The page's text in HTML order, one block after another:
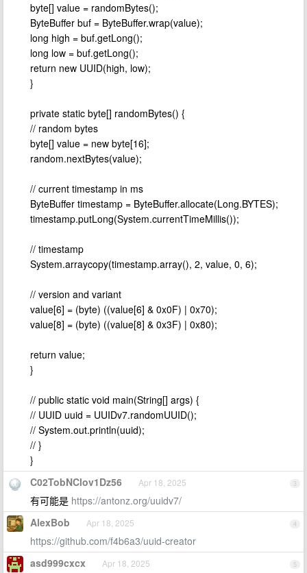
byte[] value = randomBytes();
ByteBuffer buf = ByteBuffer.wrap(value);
long high = buf.getLong();
long low = buf.getLong();
return new UUID(high, low);
}
private static byte[] randomBytes() {
// random bytes
byte[] value = new byte[16];
random.nextBytes(value);
// current timestamp in ms
ByteBuffer timestamp = ByteBuffer.allocate(Long.BYTES);
timestamp.putLong(System.currentTimeMillis());
// timestamp
System.arraycopy(timestamp.array(), 2, value, 0, 6);
// version and variant
value[6] = (byte) ((value[6] & 0x0F) | 0x70);
value[8] = (byte) ((value[8] & 0x3F) | 0x80);
return value;
}
// public static void main(String[] args) {
// UUID uuid = UUIDv7.randomUUID();
// System.out.println(uuid);
// }
}
3
C02TobNClov1Dz56 Apr 18, 2025
有可能是 https://antonz.org/uuidv7/
4
AlexBob Apr 18, 2025
https://github.com/f4b6a3/uuid-creator
5
asd999cxcx Apr 18, 2025